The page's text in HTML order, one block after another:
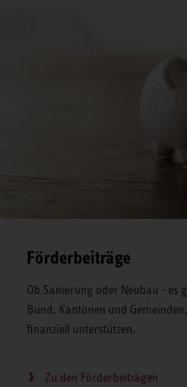
Förderbeiträge
Ob Sanierung oder Neubau - es
Bund, Kantonen und
finanziell unterstützen.
Zu den Förderbeiträgen